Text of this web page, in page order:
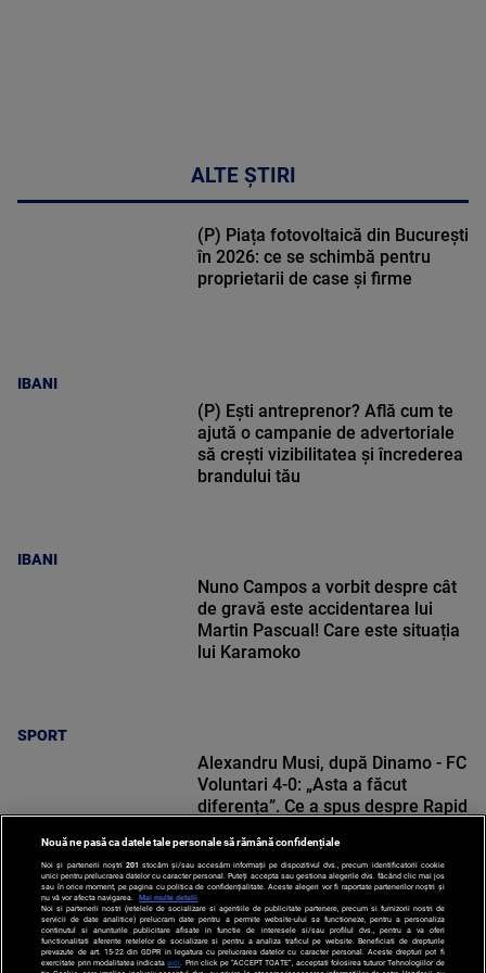
ALTE ȘTIRI
IBANI
(P) Piața fotovoltaică din București
în 2026: ce se schimbă pentru
proprietarii de case și firme
IBANI
(P) Ești antreprenor? Află cum te
ajută o campanie de advertoriale
să crești vizibilitatea și încrederea
brandului tău
SPORT
Nuno Campos a vorbit despre cât
de gravă este accidentarea lui
Martin Pascual! Care este situația
lui Karamoko
SPORT
Alexandru Musi, după Dinamo - FC
Voluntari 4-0: „Asta a făcut
diferența”. Ce a spus despre Rapid
Nouă ne pasă ca datele tale personale să rămână confidențiale
Noi și partenerii noștri 201 stocăm și/sau accesăm informații pe dispozitivul dvs., precum identificatorii cookie
unici pentru prelucrarea datelor cu caracter personal. Puteți accepta sau gestiona alegerile dvs. făcând clic mai jos
sau în orice moment, pe pagina cu politica de confidențialitate. Aceste alegeri vor fi raportate partenerilor noștri și
nu vă vor afecta navigarea.
Mai multe detalii
Noi si partenerii nostri (retelele de socializare si agentiile de publicitate partenere, precum si furnizorii nostri de
servicii de date analitice) prelucram date pentru a permite website-ului sa functioneze, pentru a personaliza
continutul si anunturile publicitare afisate in functie de interesele si/sau profilul dvs., pentru a va oferi
functionalitati aferente retelelor de socializare si pentru a analiza traficul pe website. Beneficiati de drepturile
prevazute de art. 15-22 din GDPR in legatura cu prelucrarea datelor cu caracter personal. Aceste drepturi pot fi
exercitate prin modalitatea indicataaici . Prin click pe “ACCEPT TOATE”, acceptati folosirea tuturor Tehnologiilor de